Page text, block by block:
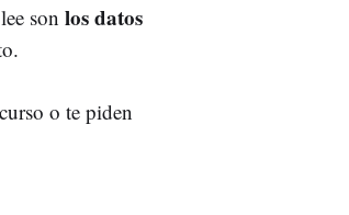
son los datos
o te piden